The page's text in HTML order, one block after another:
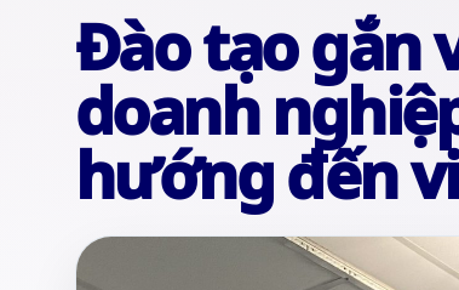
Đào tạo gắn
doanh
hướng đến